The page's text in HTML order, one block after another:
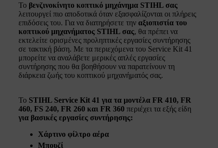
Το βενζινοκίνητο κοπτικό μηχάνημα STIHL σας
λειτουργεί πιο αποδοτικά όταν εξασφαλίζονται οι πλήρεις
επιδόσεις του. Για να διατηρήσετε την αξιοπιστία του
κοπτικού μηχανήματος STIHL σας, θα πρέπει να
εκτελείτε ορισμένες προληπτικές εργασίες συντήρησης
σε τακτική βάση. Με τα περιεχόμενα του Service Kit 41
μπορείτε να αναλάβετε μερικές απλές εργασίες
συντήρησης που θα βοηθήσουν να παρατείνουν τη
διάρκεια ζωής του κοπτικού μηχανήματός σας.
Το STIHL Service Kit 41 για τα μοντέλα FR 410, FR
460, FS 240, FR 260 και FR 360 περιέχει τα εξής είδη
για βασικές εργασίες συντήρησης:
Χάρτινο φίλτρο αέρα
Μπουζί